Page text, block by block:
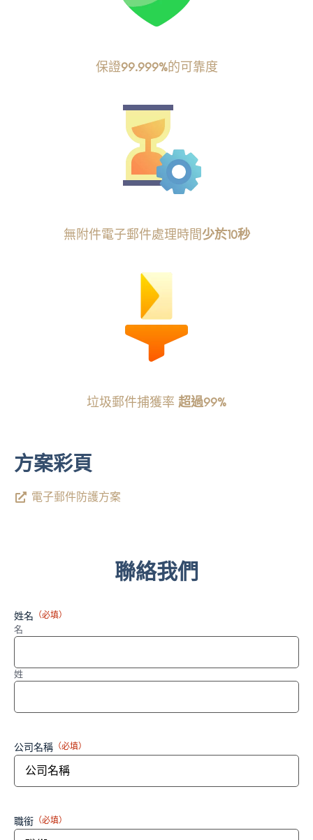
保證99.999%的可靠度
無附件電子郵件處理時間少於10秒
垃圾郵件捕獲率 超過99%
方案彩頁
電子郵件防護方案
聯絡我們
姓名 （必填）
名
姓
公司名稱 （必填）
職銜 （必填）